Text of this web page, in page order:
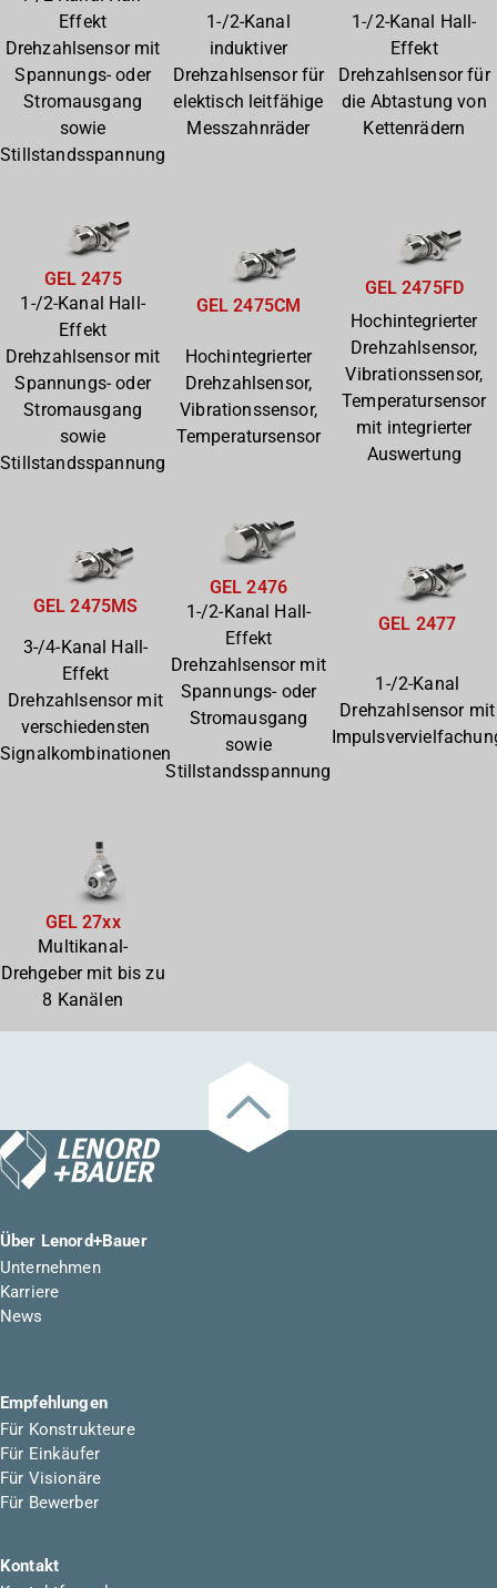
Effekt
Drehzahlsensor mit
Spannungs- oder
Stromausgang
sowie
Stillstandsspannung
1-/2-Kanal
induktiver
Drehzahlsensor für
elektisch leitfähige
Messzahnräder
1-/2-Kanal Hall-
Effekt
Drehzahlsensor für
die Abtastung von
Kettenrädern
GEL 2475
1-/2-Kanal Hall-
Effekt
Drehzahlsensor mit
Spannungs- oder
Stromausgang
sowie
Stillstandsspannung
GEL 2475CM
Hochintegrierter
Drehzahlsensor,
Vibrationssensor,
Temperatursensor
GEL 2475FD
Hochintegrierter
Drehzahlsensor,
Vibrationssensor,
Temperatursensor
mit integrierter
Auswertung
GEL 2475MS
3-/4-Kanal Hall-
Effekt
Drehzahlsensor mit
verschiedensten
Signalkombinationen
GEL 2476
1-/2-Kanal Hall-
Effekt
Drehzahlsensor mit
Spannungs- oder
Stromausgang
sowie
Stillstandsspannung
GEL 2477
1-/2-Kanal
Drehzahlsensor mit
GEL 27xx
Multikanal-
Drehgeber mit bis zu
8 Kanälen
Über Lenord+Bauer
Unternehmen
Karriere
News
Empfehlungen
Für Konstrukteure
Für Einkäufer
Für Visionäre
Für Bewerber
Kontakt